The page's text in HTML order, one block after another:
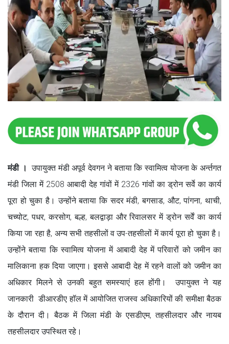
मंडी । उपायुक्त मंडी अपूर्व देवगन ने बताया कि स्वामित्व योजना के अर्न्तगत
मंडी जिला में 2508 आबादी देह गांवों में 2326 गांवों का ड्रोन सर्वे का कार्य
पूरा हो चुका है। उन्होंने बताया कि सदर मंडी, बगसाड, औट, पांगना, थाची,
चच्योट, पधर, करसोग, बल्ह, बलद्वाड़ा और रिवालसर में ड्रोन सर्वें का कार्य
किया जा रहा है, अन्य सभी तहसीलों व उप-तहसीलों में कार्य पूरा हो चुका है।
उन्होंने बताया कि स्वामित्व योजना में आबादी देह में परिवारों को जमीन का
मालिकाना हक दिया जाएगा। इससे आबादी देह में रहने वालों को जमीन का
अधिकार मिलने से उनकी बहुत समस्याएं हल होंगी। उपायुक्त ने यह
जानकारी डीआरडीए हॉल में आयोजित राजस्व अधिकारियों की समीक्षा बैठक
के दौरान दी। बैठक में जिला मंडी के एसडीएम, तहसीलदार और नायब
तहसीलदार उपस्थित रहे।